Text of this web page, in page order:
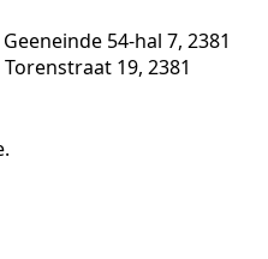
54-hal 7, 2381
19, 2381